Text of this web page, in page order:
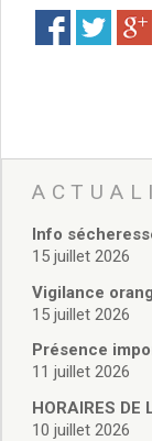
Services
Vie
Info
15 juillet 2026
Vigilance
15 juillet 2026
Présence
11 juillet 2026
HORAIRES DE
10 juillet 2026